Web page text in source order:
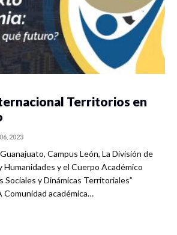
Territorios en
2023
Campus León, La División de
Humanidades y el Cuerpo Académico
Sociales y Dinámicas Territoriales”
Comunidad académica…